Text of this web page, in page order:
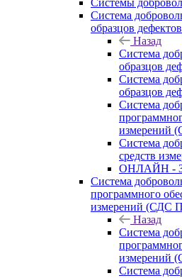
Системы
Система
образцов
Назад
Система
образцов
Система
образцов
Система
измерений
Система
средств
ОНЛАЙН -
Система
программного
измерений (СДС
Назад
Система
измерений
Система